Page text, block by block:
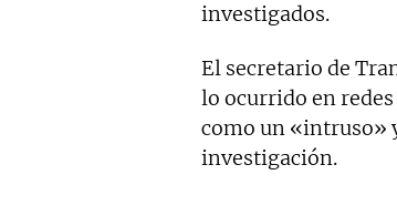
investigados.
El secretario de
lo ocurrido en
como un «intruso»
investigación.